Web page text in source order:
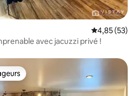
Évaluation
4,85 (53)
avec jacuzzi privé !
les plus appréciés